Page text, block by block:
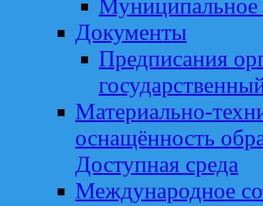
Муниципальное
Документы
Предписания
Материально-
оснащённость
Доступная среда
Международное